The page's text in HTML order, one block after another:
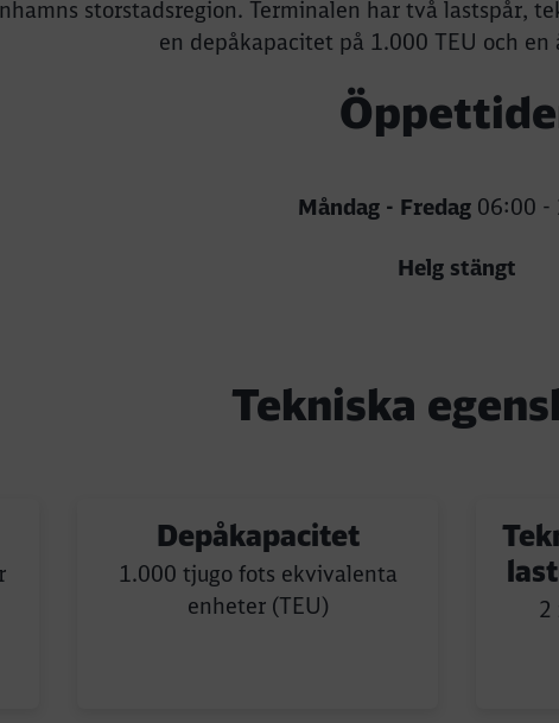
storstadsregion. Terminalen har två lastspår,
en depåkapacitet på 1.000 TEU och
Måndag - Fredag 06:00 -
Helg stängt
Tekniska
Depåkapacitet
1.000 tjugo fots ekvivalenta
enheter (TEU)
2